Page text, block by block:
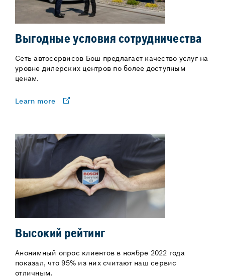
Выгодные условия сотрудничества
Сеть автосервисов Бош предлагает качество услуг на
уровне дилерских центров по более доступным
ценам.
Learn more
Высокий рейтинг
Анонимный опрос клиентов в ноябре 2022 года
показал, что 95% из них считают наш сервис
отличным.